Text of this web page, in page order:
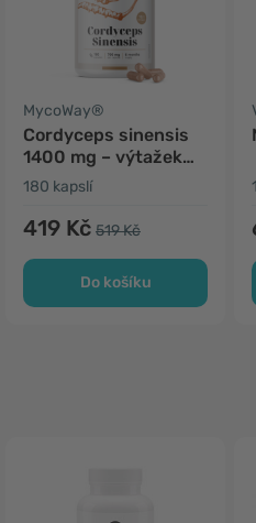
MycoWay®
Cordyceps sinensis
1400 mg – výtažek
10:1
180 kapslí
419 Kč 519 Kč
Do košíku